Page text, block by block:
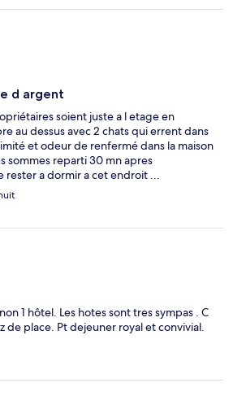
d argent
soient juste a l etage en
au dessus avec 2 chats qui errent dans
et odeur de renfermé dans la maison
sommes reparti 30 mn apres
rester a dormir a cet endroit ...
surpris qu on Reparte aussitôt...
1 hôtel. Les hotes sont tres sympas . C
de place. Pt dejeuner royal et convivial.